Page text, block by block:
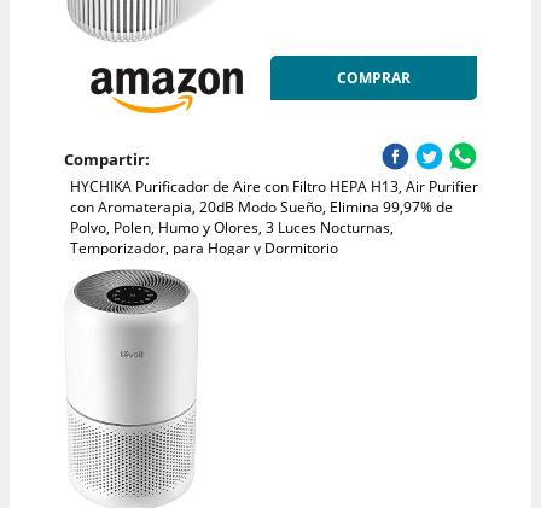
COMPRAR
Compartir:
HYCHIKA Purificador de Aire con Filtro HEPA H13, Air Purifier
con Aromaterapia, 20dB Modo Sueño, Elimina 99,97% de
Polvo, Polen, Humo y Olores, 3 Luces Nocturnas,
Temporizador, para Hogar y Dormitorio